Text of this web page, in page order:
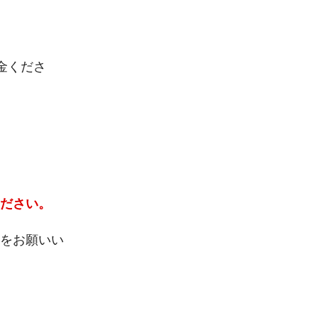
くださ
さい。
お願いい